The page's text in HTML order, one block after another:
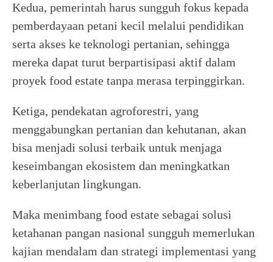
Kedua, pemerintah harus sungguh fokus kepada
pemberdayaan petani kecil melalui pendidikan
serta akses ke teknologi pertanian, sehingga
mereka dapat turut berpartisipasi aktif dalam
proyek food estate tanpa merasa terpinggirkan.
Ketiga, pendekatan agroforestri, yang
menggabungkan pertanian dan kehutanan, akan
bisa menjadi solusi terbaik untuk menjaga
keseimbangan ekosistem dan meningkatkan
keberlanjutan lingkungan.
Maka menimbang food estate sebagai solusi
ketahanan pangan nasional sungguh memerlukan
kajian mendalam dan strategi implementasi yang